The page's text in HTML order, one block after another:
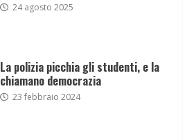
24 agosto 2025
La polizia picchia gli studenti, e la
chiamano democrazia
23 febbraio 2024